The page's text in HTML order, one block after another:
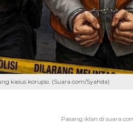
kasus korupsi. (Suara.com/Syahda)